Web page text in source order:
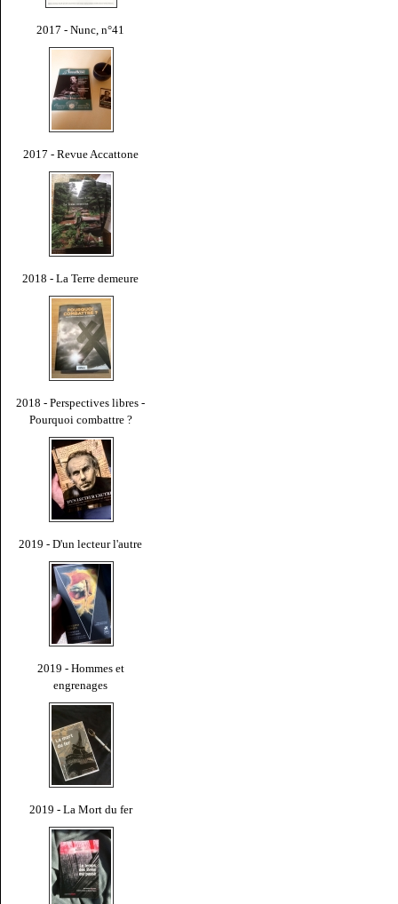
2017 - Nunc, n°41
2017 - Revue Accattone
2018 - La Terre demeure
2018 - Perspectives libres -
Pourquoi combattre ?
2019 - D'un lecteur l'autre
2019 - Hommes et
engrenages
2019 - La Mort du fer